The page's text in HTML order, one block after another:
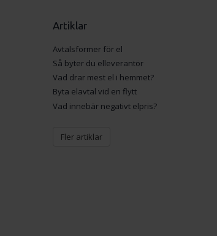
Artiklar
Avtalsformer för el
Så byter du elleverantör
Vad drar mest el i hemmet?
Byta elavtal vid en flytt
Vad innebär negativt elpris?
Fler artiklar